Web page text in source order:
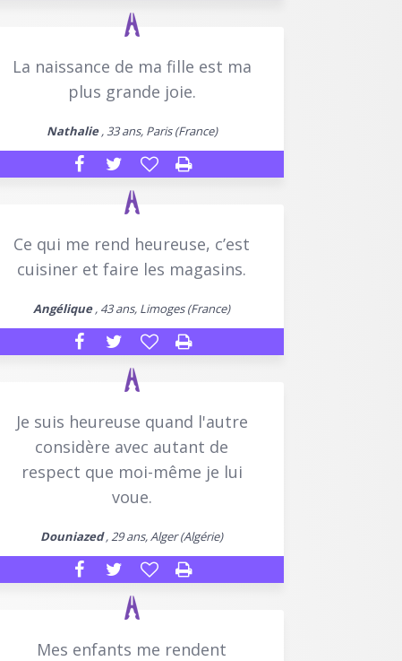
La naissance de ma fille est ma
plus grande joie.
Nathalie, 33 ans, Paris (France)
Ce qui me rend heureuse, c’est
cuisiner et faire les magasins.
Angélique, 43 ans, Limoges (France)
Je suis heureuse quand l'autre
considère avec autant de
respect que moi-même je lui
voue.
Douniazed, 29 ans, Alger (Algérie)
Mes enfants me rendent